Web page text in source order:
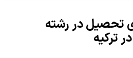
تحصیل در رشته
ترکیه